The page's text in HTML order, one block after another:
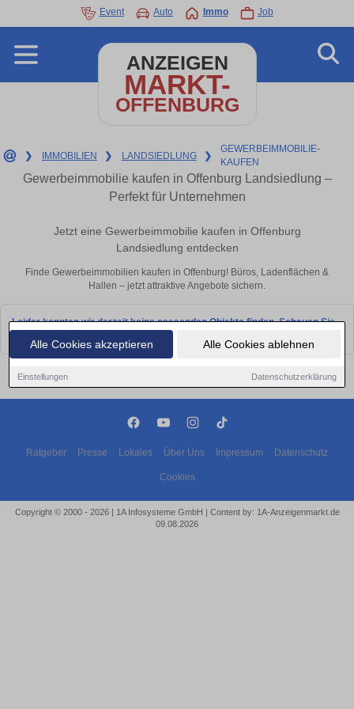
Alle Cookies akzeptieren Alle Cookies ablehnen
Einstellungen Datenschutzerklärung
Event Auto Immo Job
ANZEIGEN
MARKT-
OFFENBURG
❯ IMMOBILIEN ❯ LANDSIEDLUNG ❯
GEWERBEIMMOBILIE-
KAUFEN
Gewerbeimmobilie kaufen in Offenburg Landsiedlung –
Perfekt für Unternehmen
Jetzt eine Gewerbeimmobilie kaufen in Offenburg
Landsiedlung entdecken
Finde Gewerbeimmobilien kaufen in Offenburg! Büros, Ladenflächen &
Hallen – jetzt attraktive Angebote sichern.
Leider konnten wir derzeit keine passenden Objekte finden. Schauen Sie
Ratgeber Presse Lokales Über Uns Impressum Datenschutz
Cookies
Copyright © 2000 - 2026 | 1A Infosysteme GmbH | Content by: 1A-Anzeigenmarkt.de
09.08.2026